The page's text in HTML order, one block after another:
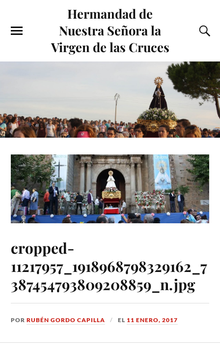
Hermandad de
Nuestra Señora la
Virgen de las Cruces
cropped-
11217957_1918968798329162_7
387454793809208859_n.jpg
PORRUBÉN GORDO CAPILLA EL 11 ENERO, 2017